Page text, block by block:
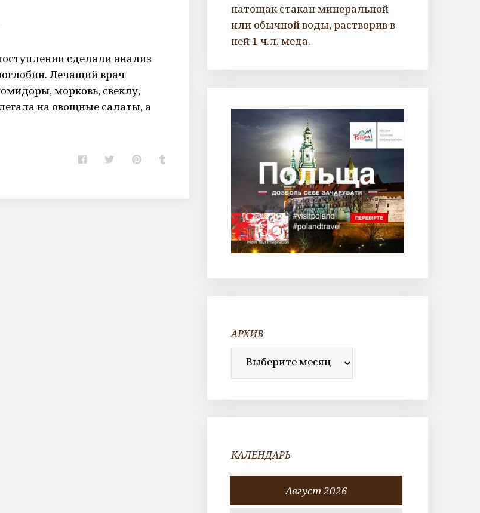
сделали анализ
Лечащий врач
морковь, свеклу,
на овощные салаты, а
F
b
T
t
P
e l
натощак стакан минеральной
или обычной воды, растворив в
ней 1 ч.л. меда.
АРХИВ
Архив
КАЛЕНДАРЬ
Август 2026